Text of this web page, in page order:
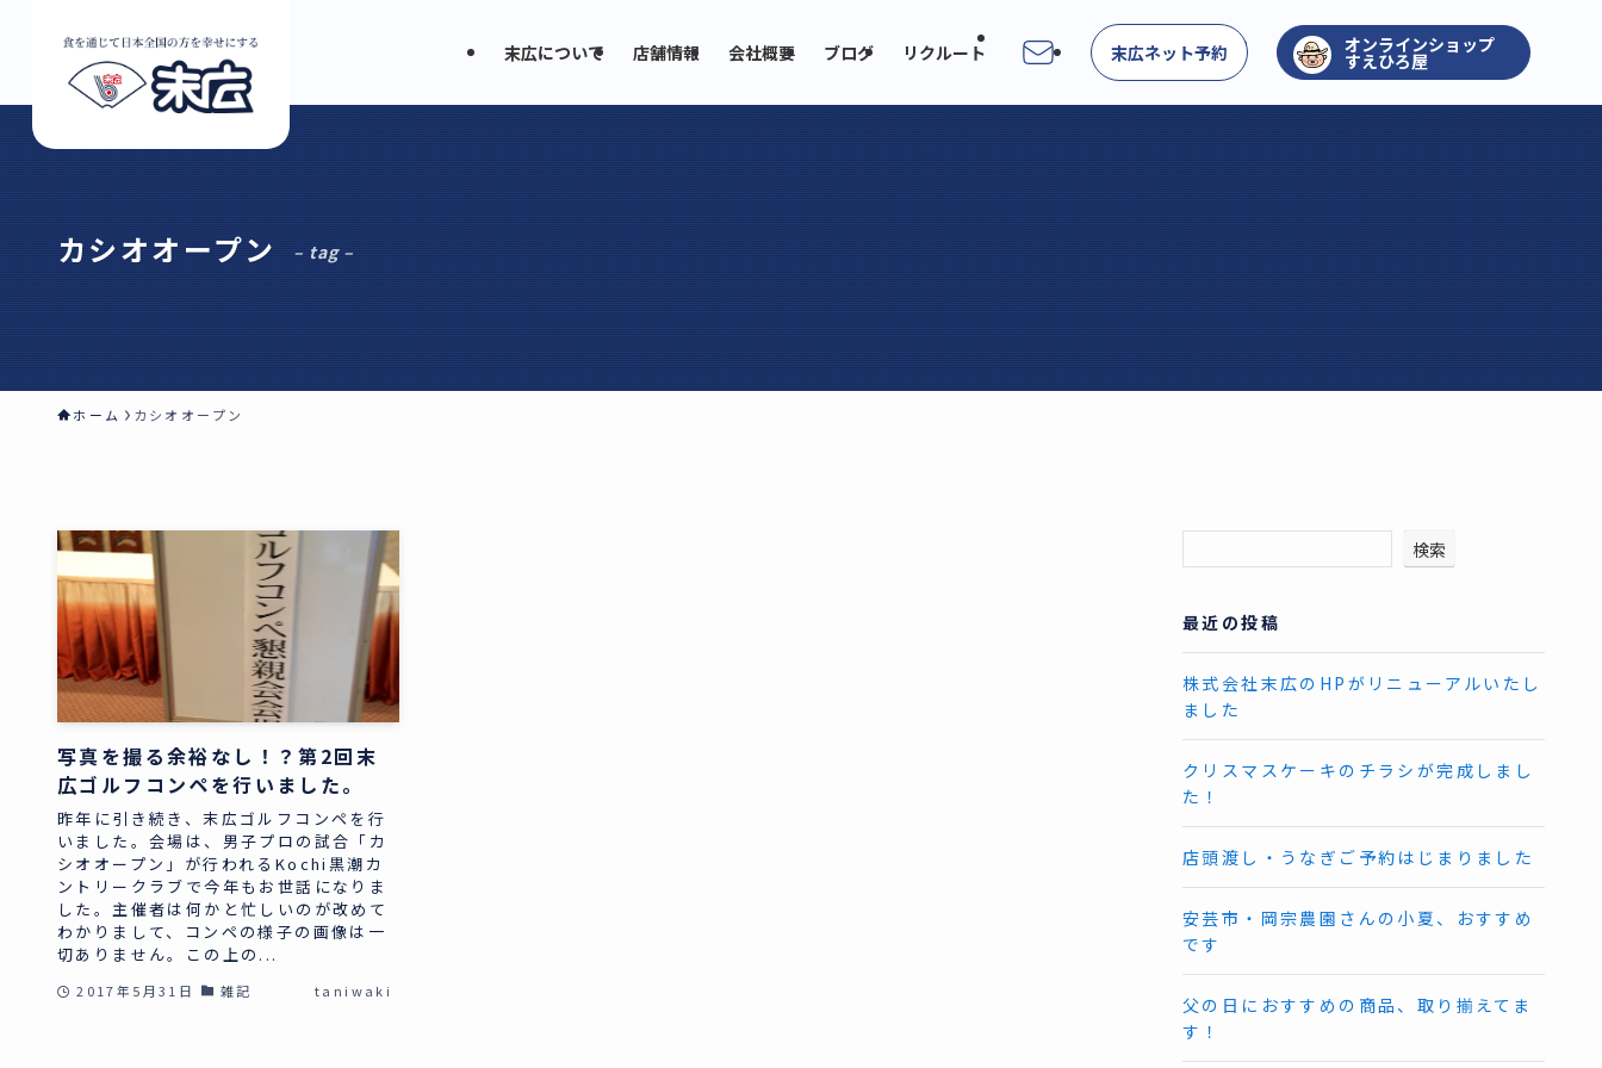
末広について 店舗情報 会社概要 ブログ リクルート
お問い合わせ
末広ネット予約 すえひろ屋
カシオオープン – tag –
ホーム カシオオープン
写真を撮る余裕なし！？第2回末
広ゴルフコンペを行いました。
昨年に引き続き、末広ゴルフコンペを行
いました。会場は、男子プロの試合「カ
シオオープン」が行われるKochi黒潮カ
ントリークラブで今年もお世話になりま
した。主催者は何かと忙しいのが改めて
わかりまして、コンペの様子の画像は一
切ありません。この上の...
2017年5月31日 雑記 taniwaki
検索
最近の投稿
株式会社末広のHPがリニューアルいたし
ました
クリスマスケーキのチラシが完成しまし
た！
店頭渡し・うなぎご予約はじまりました
安芸市・岡宗農園さんの小夏、おすすめ
です
父の日におすすめの商品、取り揃えてま
す！